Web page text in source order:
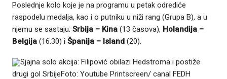
Poslednje kolo koje je na programu u petak odrediće
raspodelu medalja, kao i o putniku u niži rang (Grupa B), a u
njemu se sastaju: Srbija – Kina (13 časova), Holandija –
Belgija (16.30) i Španija – Island (20).
Sjajna solo akcija: Filipović obilazi Hedstroma i postiže
drugi gol SrbijeFoto: Youtube Printscreen/ canal FEDH